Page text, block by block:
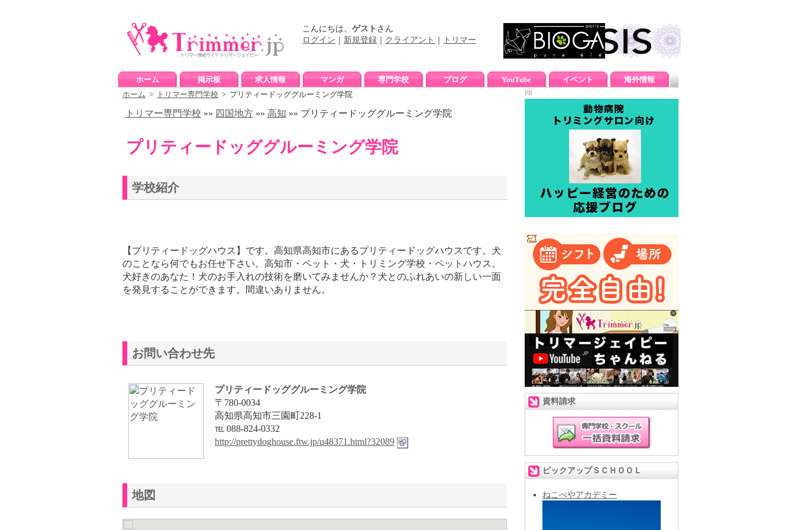
こんにちは、ゲスト さん
ログイン
新規登録 クライアント トリマー
ホーム 掲示板 求人情報 マンガ 専門学校 ブログ YouTube イベント
海外情報
ホーム > トリマー専門学校 > プリティードッググルーミング学院
トリマー専門学校 »» 四国地方 »» 高知 »» プリティードッググルーミング学院
プリティードッググルーミング学院
学校紹介
【プリティードッグハウス】です。高知県高知市にあるプリティードッグハウスです。犬
のことなら何でもお任せ下さい。高知市・ペット・犬・トリミング学校・ペットハウス。
犬好きのあなた！犬のお手入れの技術を磨いてみませんか？犬とのふれあいの新しい一面
を発見することができます。間違いありません。
お問い合わせ先
プリティードッググルーミング学院
〒780-0034
高知県高知市三園町228-1
℡ 088-824-0332
http://prettydoghouse.ftw.jp/u48371.html?32089
地図
PR
資料請求
ピックアップＳＣＨＯＯＬ
ねこべやアカデミー